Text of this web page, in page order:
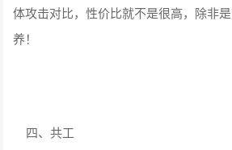
体攻击对比，性价比就不是很高，除非
养！
四、共工